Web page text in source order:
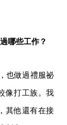
哪些工作？
也做過禮服祕
像打工族。我
其他還有在接